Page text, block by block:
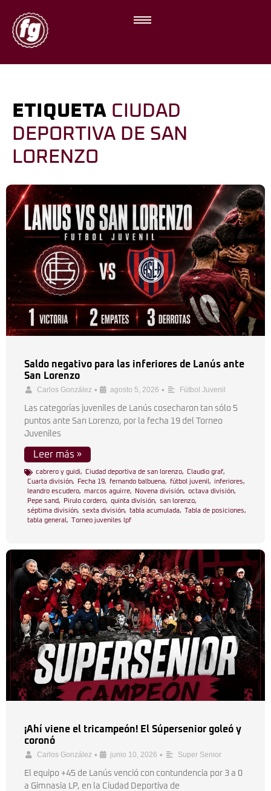
ETIQUETA CIUDAD
DEPORTIVA DE SAN
LORENZO
Saldo negativo para las inferiores de Lanús ante
San Lorenzo
Carlos González • agosto 5, 2026 • Fútbol Juvenil
Las categorías juveniles de Lanús cosecharon tan sólo 5
puntos ante San Lorenzo, por la fecha 19 del Torneo
Juveniles
Leer más »
cabrero y guidi, Ciudad deportiva de san lorenzo, Claudio graf,
Cuarta división, Fecha 19, fernando balbuena, fútbol juvenil , inferiores,
leandro escudero, marcos aguirre, Novena división, octava división,
Pepe sand, Pirulo cordero, quinta división, san lorenzo,
séptima división, sexta división, tabla acumulada, Tabla de posiciones,
tabla general , Torneo juveniles lpf
¡Ahí viene el tricampeón! El Súpersenior goleó y
coronó
Carlos González • junio 10, 2026 • Super Senior
El equipo +45 de Lanús venció con contundencia por 3 a 0
a Gimnasia LP, en la Ciudad Deportiva de